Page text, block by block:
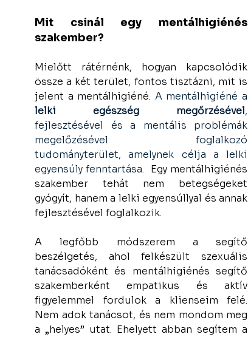
Mit csinál egy mentálhigiénés
szakember?
Mielőtt rátérnénk, hogyan kapcsolódik
össze a két terület, fontos tisztázni, mit is
jelent a mentálhigiéné.
lelki egészség megőrzésével,
fejlesztésével és a mentális problémák
megelőzésével foglalkozó
tudományterület, amelynek célja a lelki
egyensúly fenntartása.
Egy mentálhigiénés
szakember tehát nem betegségeket
gyógyít, hanem a lelki egyensúllyal és annak
fejlesztésével foglalkozik.
A legfőbb módszerem a segítő
beszélgetés, ahol felkészült szexuális
tanácsadóként és mentálhigiénés segítő
szakemberként empatikus és aktív
figyelemmel fordulok a klienseim felé.
Nem adok tanácsot, és nem mondom meg
a „helyes” utat. Ehelyett abban segítem a